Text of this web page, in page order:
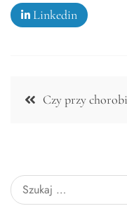
Linkedin
Nawigacja
Czy przy
Szukaj: